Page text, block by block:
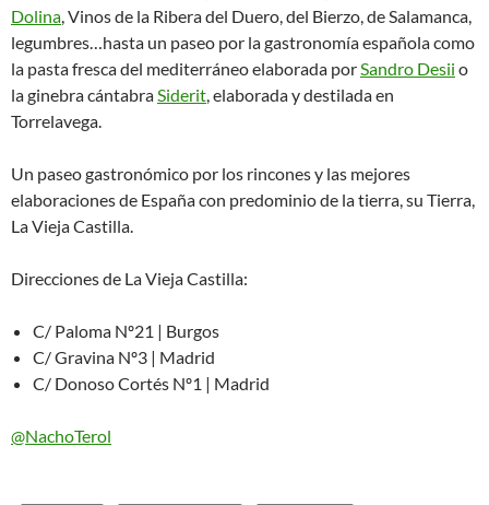
Dolina, Vinos de la Ribera del Duero, del Bierzo, de Salamanca,
legumbres…hasta un paseo por la gastronomía española como
la pasta fresca del mediterráneo elaborada porSandro Desii o
la ginebra cántabraSiderit, elaborada y destilada en
Torrelavega.
Un paseo gastronómico por los rincones y las mejores
elaboraciones de España con predominio de la tierra, su Tierra,
La Vieja Castilla.
Direcciones de La Vieja Castilla:
C/ Paloma Nº21 | Burgos
C/ Gravina Nº3 | Madrid
C/ Donoso Cortés Nº1 | Madrid
@NachoTerol